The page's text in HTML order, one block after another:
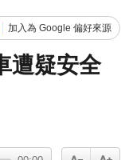
加入為 Google 偏好來源
遭疑安全